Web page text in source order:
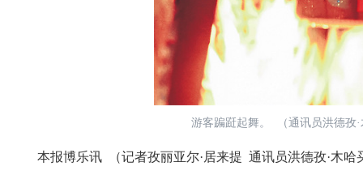
游客蹁跹起舞。 （通讯员洪德孜
本报博乐讯 （记者孜丽亚尔·居来提 通讯员洪德孜·木哈